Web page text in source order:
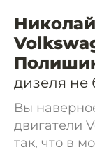
дизеля не
Вы
двигатели
так, что в